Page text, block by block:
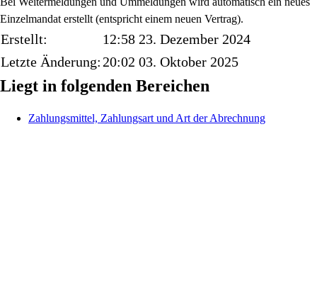
Einzelmandat erstellt (entspricht einem neuen Vertrag).
Erstellt:
12:58 23. Dezember 2024
Letzte Änderung: 20:02 03. Oktober 2025
Liegt in folgenden Bereichen
Zahlungsmittel, Zahlungsart und Art der Abrechnung